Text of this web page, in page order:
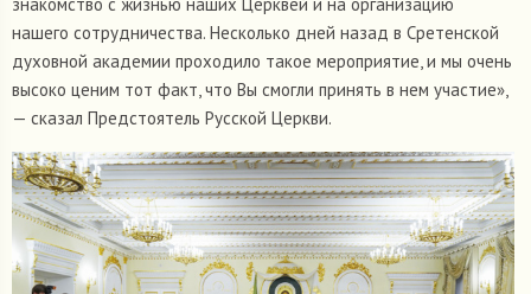
нашего сотрудничества. Несколько дней назад в Сретенской
духовной академии проходило такое мероприятие, и мы очень
высоко ценим тот факт, что Вы смогли принять в нем участие»,
— сказал Предстоятель Русской Церкви.